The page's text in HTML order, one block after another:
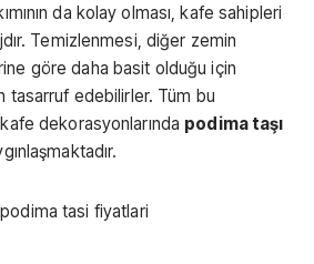
da kolay olması, kafe sahipleri
Temizlenmesi, diğer zemin
göre daha basit olduğu için
tasarruf edebilirler. Tüm bu
dekorasyonlarında podima taşı